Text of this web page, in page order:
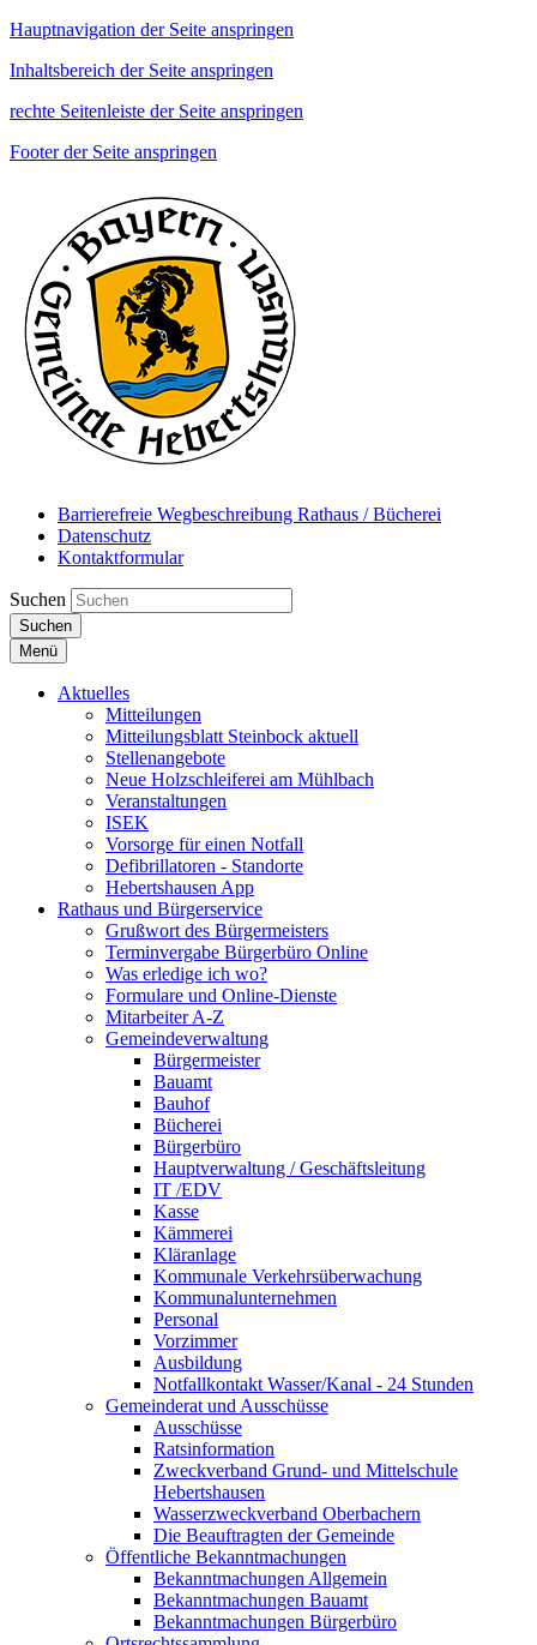
Hauptnavigation der Seite anspringen
Inhaltsbereich der Seite anspringen
rechte Seitenleiste der Seite anspringen
Footer der Seite anspringen
Barrierefreie Wegbeschreibung Rathaus / Bücherei
Datenschutz
Kontaktformular
Suchen
Suchen
Menü
Aktuelles
Mitteilungen
Mitteilungsblatt Steinbock aktuell
Stellenangebote
Neue Holzschleiferei am Mühlbach
Veranstaltungen
ISEK
Vorsorge für einen Notfall
Defibrillatoren - Standorte
Hebertshausen App
Rathaus und Bürgerservice
Grußwort des Bürgermeisters
Terminvergabe Bürgerbüro Online
Was erledige ich wo?
Formulare und Online-Dienste
Mitarbeiter A-Z
Gemeindeverwaltung
Bürgermeister
Bauamt
Bauhof
Bücherei
Bürgerbüro
Hauptverwaltung / Geschäftsleitung
IT /EDV
Kasse
Kämmerei
Kläranlage
Kommunale Verkehrsüberwachung
Kommunalunternehmen
Personal
Vorzimmer
Ausbildung
Notfallkontakt Wasser/Kanal - 24 Stunden
Gemeinderat und Ausschüsse
Ausschüsse
Ratsinformation
Zweckverband Grund- und Mittelschule
Hebertshausen
Wasserzweckverband Oberbachern
Die Beauftragten der Gemeinde
Öffentliche Bekanntmachungen
Bekanntmachungen Allgemein
Bekanntmachungen Bauamt
Bekanntmachungen Bürgerbüro